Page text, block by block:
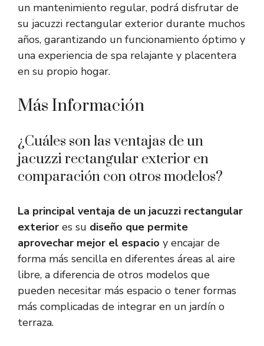
un mantenimiento regular, podrá disfrutar de
su jacuzzi rectangular exterior durante muchos
años, garantizando un funcionamiento óptimo y
una experiencia de spa relajante y placentera
en su propio hogar.
Más Información
¿Cuáles son las ventajas de un
jacuzzi rectangular exterior en
comparación con otros modelos?
La principal ventaja de un jacuzzi rectangular
exterior es su diseño que permite
aprovechar mejor el espacio y encajar de
forma más sencilla en diferentes áreas al aire
libre, a diferencia de otros modelos que
pueden necesitar más espacio o tener formas
más complicadas de integrar en un jardín o
terraza.